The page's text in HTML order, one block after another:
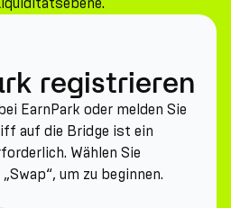
registrieren
EarnPark oder melden Sie
auf die Bridge ist ein
Wählen Sie
um zu beginnen.